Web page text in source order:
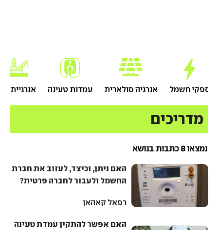
ספקי חשמל אנרגיה סולארית עמדות טעינה אנרגיית גז
מדריכים
נמצאו 8 כתבות בנושא
האם ניתן, וכיצד, לעזוב את חברת
החשמל ולעבור לחברה פרטית?
רפאל קאהאן
האם אפשר להתקין עמדת טעינה